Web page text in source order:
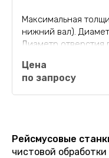
Максимальная
нижний вал).
Диаметр отверстия
Двухсторонний
(рейсмус) с
скорости для
Цена
по запросу
Рейсмусовые
чистовой